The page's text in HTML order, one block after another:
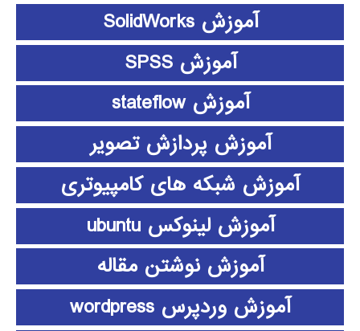
آموزش SolidWorks
آموزش SPSS
آموزش stateflow
آموزش پردازش تصویر
آموزش شبکه های کامپیوتری
آموزش لینوکس ubuntu
آموزش نوشتن مقاله
آموزش وردپرس wordpress